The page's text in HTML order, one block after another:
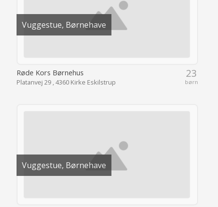
Vuggestue, Børnehave
23
børn
Røde Kors Børnehus
Platanvej 29 , 4360 Kirke Eskilstrup
Vuggestue, Børnehave